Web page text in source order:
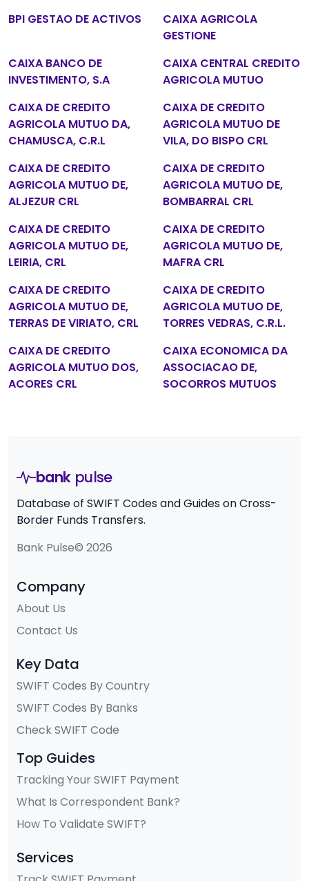
BPI GESTAO DE ACTIVOS
CAIXA AGRICOLA
GESTIONE
CAIXA BANCO DE
INVESTIMENTO, S.A
CAIXA CENTRAL CREDITO
AGRICOLA MUTUO
CAIXA DE CREDITO
AGRICOLA MUTUO DA,
CHAMUSCA, C.R.L
CAIXA DE CREDITO
AGRICOLA MUTUO DE
VILA, DO BISPO CRL
CAIXA DE CREDITO
AGRICOLA MUTUO DE,
ALJEZUR CRL
CAIXA DE CREDITO
AGRICOLA MUTUO DE,
BOMBARRAL CRL
CAIXA DE CREDITO
AGRICOLA MUTUO DE,
LEIRIA, CRL
CAIXA DE CREDITO
AGRICOLA MUTUO DE,
MAFRA CRL
CAIXA DE CREDITO
AGRICOLA MUTUO DE,
TERRAS DE VIRIATO, CRL
CAIXA DE CREDITO
AGRICOLA MUTUO DE,
TORRES VEDRAS, C.R.L.
CAIXA DE CREDITO
AGRICOLA MUTUO DOS,
ACORES CRL
CAIXA ECONOMICA DA
ASSOCIACAO DE,
SOCORROS MUTUOS
bank pulse
Database of SWIFT Codes and Guides on Cross-
Border Funds Transfers.
Bank Pulse© 2026
Company
About Us
Contact Us
Key Data
SWIFT Codes By Country
SWIFT Codes By Banks
Check SWIFT Code
Top Guides
Tracking Your SWIFT Payment
What Is Correspondent Bank?
How To Validate SWIFT?
Services